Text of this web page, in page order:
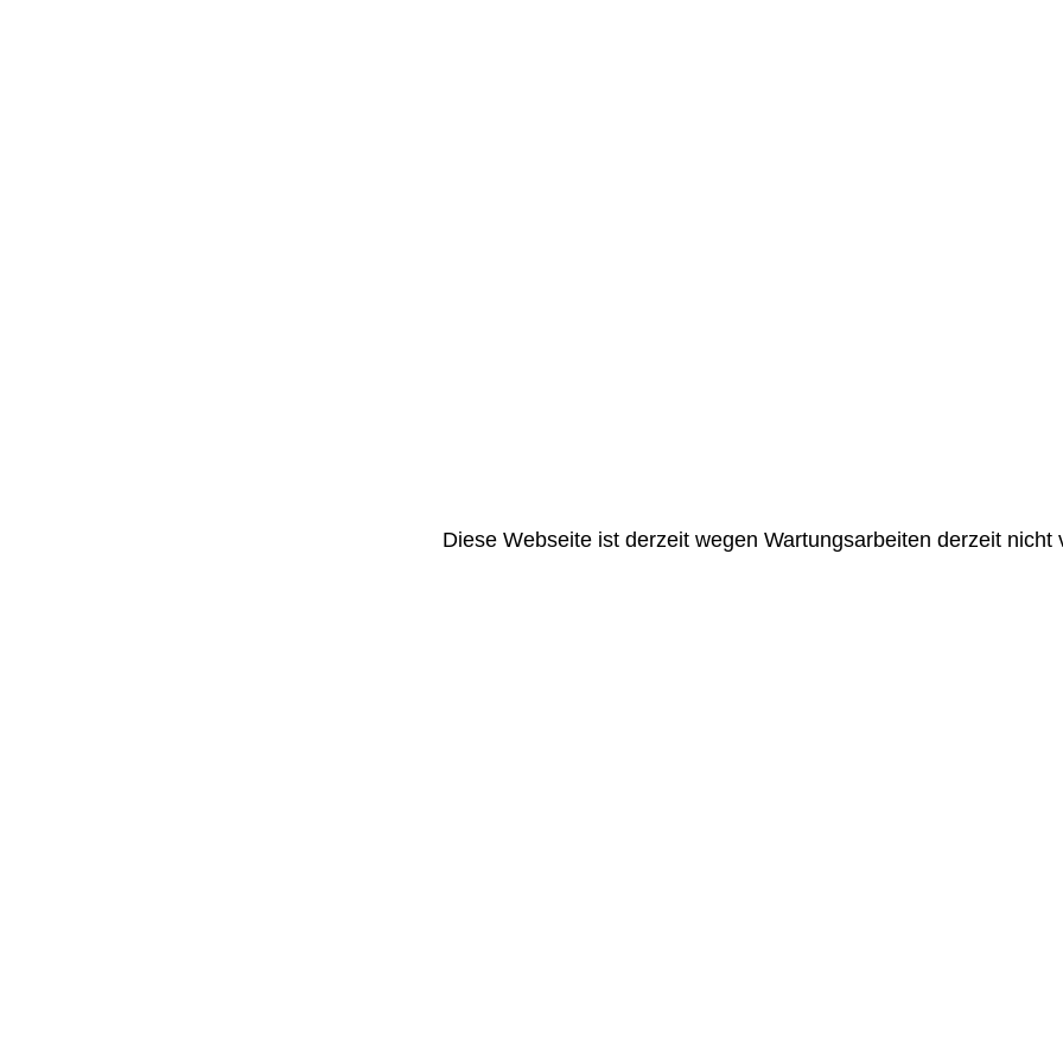
Diese Webseite ist derzeit wegen Wartungsarbeiten derzeit nicht